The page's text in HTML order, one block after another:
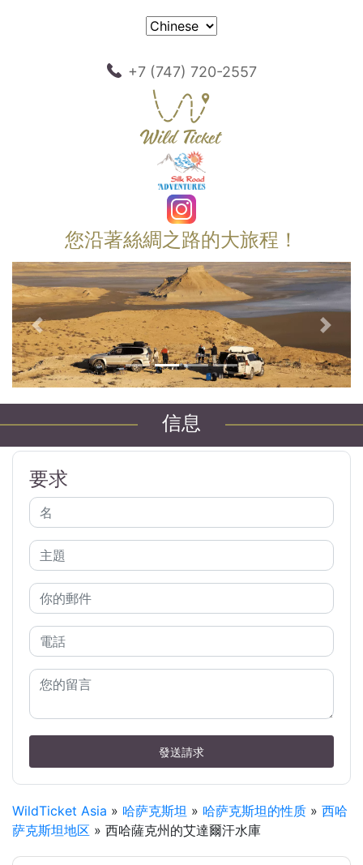
+7 (747) 720-2557
您沿著絲綢之路的大旅程！
以前的 下一個
信息
要求
發送請求
WildTicket Asia » 哈萨克斯坦 » 哈萨克斯坦的性质 » 西哈
萨克斯坦地区 » 西哈薩克州的艾達爾汗水庫